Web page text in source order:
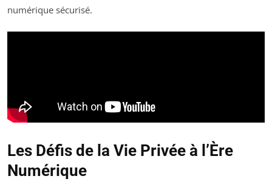
numérique sécurisé.
Les Défis de la Vie Privée à l’Ère
Numérique